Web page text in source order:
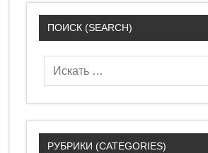
ПОИСК (SEARCH)
РУБРИКИ (CATEGORIES)